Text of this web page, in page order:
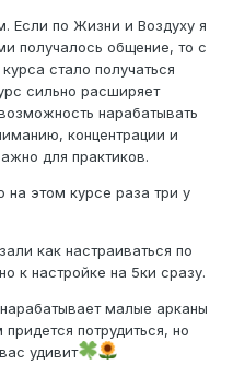
Если по Жизни и Воздуху я
получалось общение, то с
стало получаться
сильно расширяет
нарабатывать
концентрации и
для практиков.
на этом курсе раза три у
как настраиваться по
к настройке на 5ки сразу.
малые арканы
потрудиться, но
удивит